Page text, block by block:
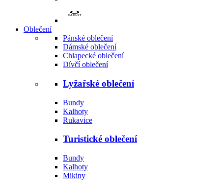
Oblečení
Pánské oblečení
Dámské oblečení
Chlapecké oblečení
Dívčí oblečení
Lyžařské oblečení
Bundy
Kalhoty
Rukavice
Turistické oblečení
Bundy
Kalhoty
Mikiny